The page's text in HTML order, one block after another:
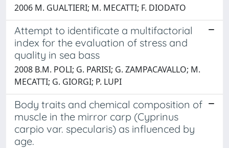
2006 M. GUALTIERI; M. MECATTI; F. DIODATO
Attempt to identificate a multifactorial
index for the evaluation of stress and
quality in sea bass
2008 B.M. POLI; G. PARISI; G. ZAMPACAVALLO; M.
MECATTI; G. GIORGI; P. LUPI
Body traits and chemical composition of
muscle in the mirror carp (Cyprinus
carpio var. specularis) as influenced by
age.